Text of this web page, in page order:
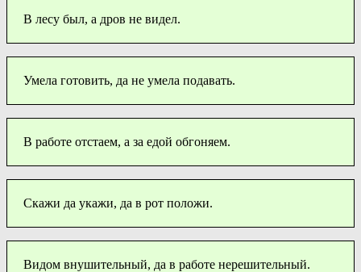
В лесу был, а дров не видел.
Умела готовить, да не умела подавать.
В работе отстаем, а за едой обгоняем.
Скажи да укажи, да в рот положи.
Видом внушительный, да в работе нерешительный.